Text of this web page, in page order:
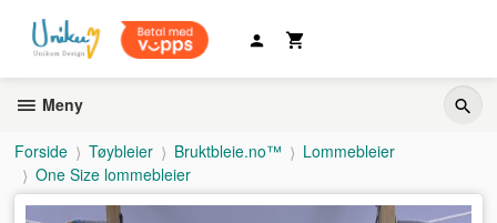
innholdet
Meny
Forside Tøybleier Bruktbleie.no™
Lommebleier
One Size lommebleier